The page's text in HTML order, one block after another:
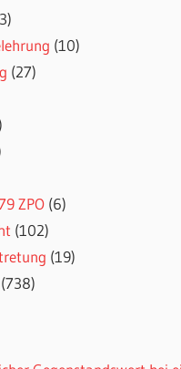
(10)
(27)
ZPO (6)
(102)
(19)
(738)